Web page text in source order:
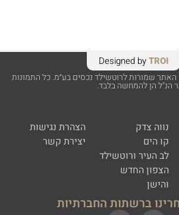
האתר שמורות לרוטשילד נכסים בע״מ. כל התמונות
הנ"ל הן להמחשה בלבד.
Designed byTROI
נווה צדק
קו הים
לב העיר ורוטשילד
הצפון החדש
והישן
הצהרת נגישות
יצירת קשר
ברשתות החברתיות